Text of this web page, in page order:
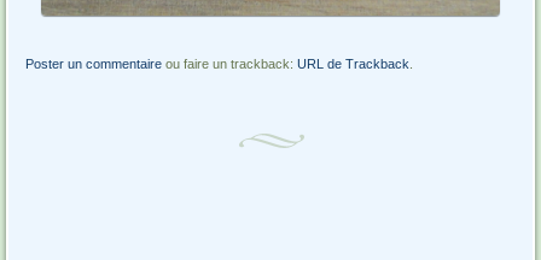
Poster un commentaire ou faire un trackback:URL de Trackback